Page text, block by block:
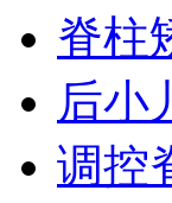
脊柱
后小
调控